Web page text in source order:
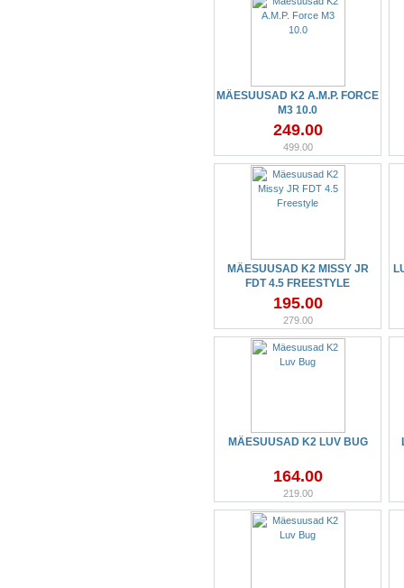
MÄESUUSAD K2 A.M.P. FORCE
M3 10.0
249.00
499.00
MÄESUUSAD K2 MISSY JR
FDT 4.5 FREESTYLE
195.00
279.00
MÄESUUSAD K2 LUV BUG
164.00
219.00